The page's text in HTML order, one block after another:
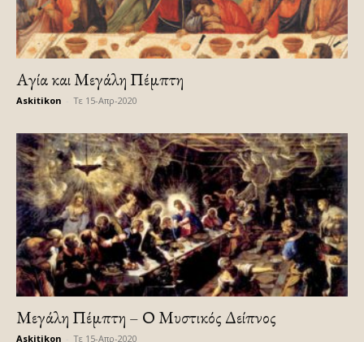
Αγία και Μεγάλη Πέμπτη
Askitikon Τε 15-Απρ-2020
Μεγάλη Πέμπτη – Ο Μυστικός Δείπνος
Askitikon Τε 15-Απρ-2020